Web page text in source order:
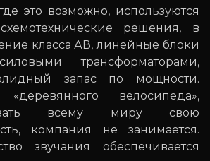
это возможно, используются
решения, в
класса АВ, линейные блоки
трансформаторами,
запас по мощности.
«деревянного велосипеда»,
всему миру свою
компания не занимается.
звучания обеспечивается